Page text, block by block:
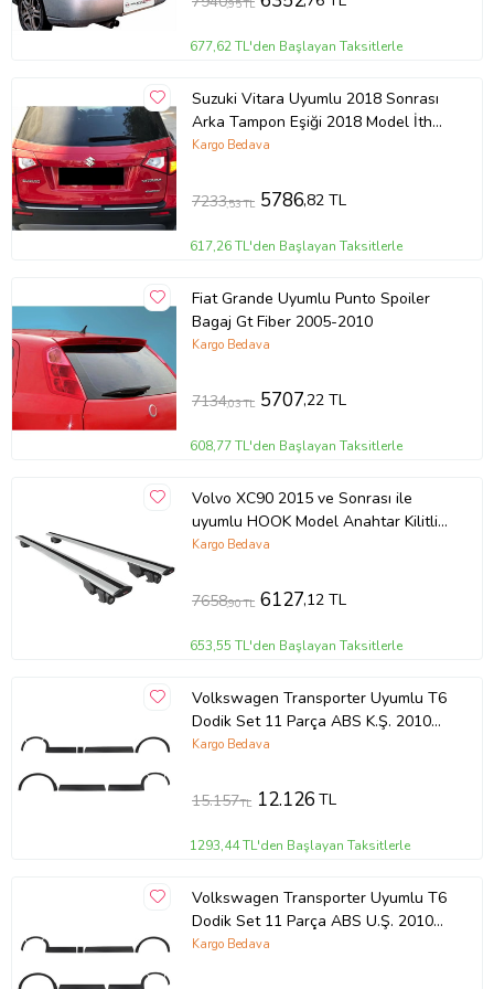
,95 TL
677,62 TL'den Başlayan Taksitlerle
Suzuki Vitara Uyumlu 2018 Sonrası
Arka Tampon Eşiği 2018 Model İthal
Üründür
Kargo Bedava
7233,53 TL 5786,82 TL
617,26 TL'den Başlayan Taksitlerle
Fiat Grande Uyumlu Punto Spoiler
Bagaj Gt Fiber 2005-2010
Kargo Bedava
7134,03 TL 5707,22 TL
608,77 TL'den Başlayan Taksitlerle
Volvo XC90 2015 ve Sonrası ile
uyumlu HOOK Model Anahtar Kilitli
Ara Atkı Tavan Barı GRİ
Kargo Bedava
7658,90 TL 6127,12 TL
653,55 TL'den Başlayan Taksitlerle
Volkswagen Transporter Uyumlu T6
Dodik Set 11 Parça ABS K.Ş. 2010
2014 Model Aras
Kargo Bedava
15.157TL 12.126TL
1293,44 TL'den Başlayan Taksitlerle
Volkswagen Transporter Uyumlu T6
Dodik Set 11 Parça ABS U.Ş. 2010
2014 Model Arası
Kargo Bedava